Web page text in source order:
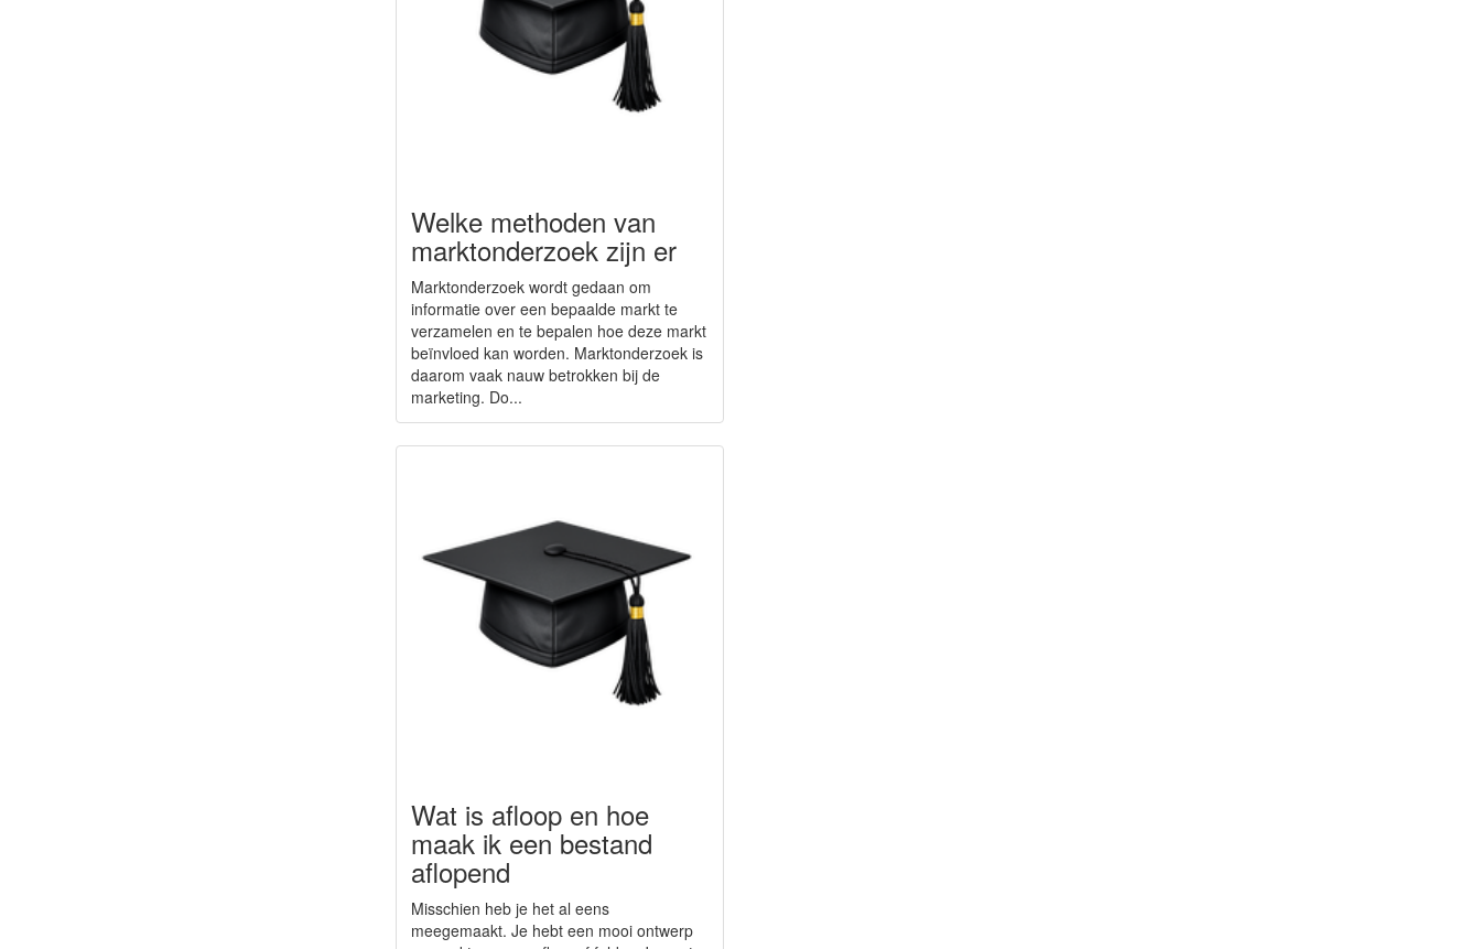
Welke methoden van
marktonderzoek zijn er
Marktonderzoek wordt gedaan om
informatie over een bepaalde markt te
verzamelen en te bepalen hoe deze markt
beïnvloed kan worden. Marktonderzoek is
daarom vaak nauw betrokken bij de
marketing. Do...
Wat is afloop en hoe
maak ik een bestand
aflopend
Misschien heb je het al eens
meegemaakt. Je hebt een mooi ontwerp